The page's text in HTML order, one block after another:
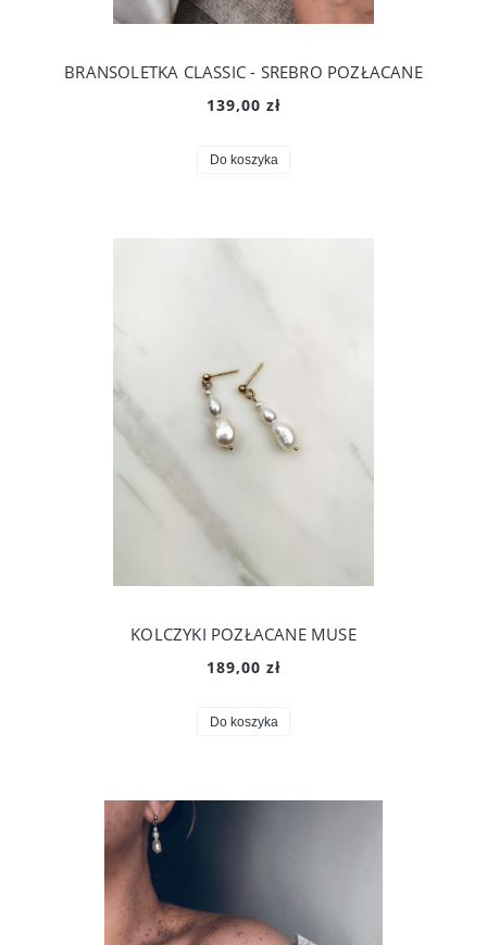
BRANSOLETKA CLASSIC - SREBRO POZŁACANE
139,00 zł
Do koszyka
KOLCZYKI POZŁACANE MUSE
189,00 zł
Do koszyka